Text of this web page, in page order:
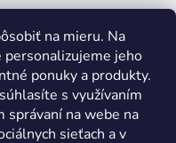
na mieru. Na
personalizujeme jeho
ponuky a produkty.
s využívaním
správaní na webe na
sieťach a v